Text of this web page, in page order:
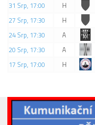
31 Srp, 17:00
H
27 Srp, 17:30
H
24 Srp, 17:30
A
20 Srp, 17:30
A
17 Srp, 17:00
H